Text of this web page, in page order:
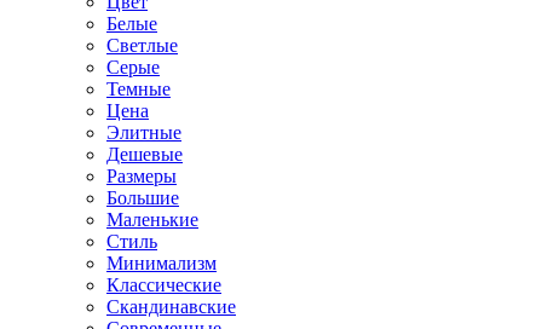
Белые
Светлые
Серые
Темные
Цена
Элитные
Дешевые
Размеры
Большие
Маленькие
Стиль
Минимализм
Классические
Скандинавские